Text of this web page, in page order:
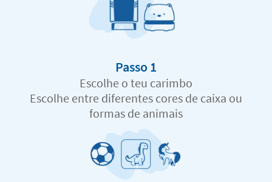
Passo 1
Escolhe o teu carimbo
Escolhe entre diferentes cores de caixa ou
formas de animais